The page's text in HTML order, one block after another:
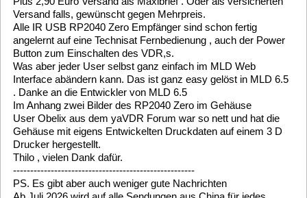
im Zulauf.
Nachtrag: Wahlweise auch grüne , graue , weisse , blaue und
schwarze Gehäuse möglich. Auf Wunsch auch ohne oder
kleinere Gehäuse möglich.
Gruß Helmut
5 Allgemein [ General ]/Welche Nvidia Grafikkarte für
MLD 6.5 läuft ootb
« on: March 23, 2026, 16:56:44 »
Danke Claus für das Bereitstellen
Nun läuft der VDR wieder..
Z.Zeit mit einer Nvidia GeForce GT 210 PC-e x16 und Klassik
Skin flüssig
Mehr will ich der GT210 nicht zumuten (Skindesigner)!!!
MFG Helmut